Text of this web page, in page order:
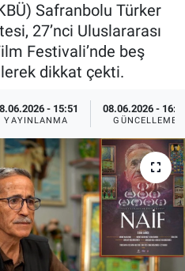
Safranbolu Türker
27’nci Uluslararası
Festivali’nde beş
dikkat çekti.
- 15:51
YAYINLANMA
08.06.2026 -
GÜNCELLEME